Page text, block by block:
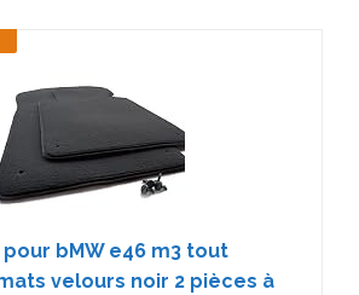
bMW e46 m3 tout
velours noir 2 pièces à